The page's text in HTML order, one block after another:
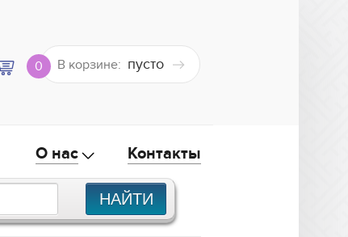
0 В корзине: пусто
О нас Контакты